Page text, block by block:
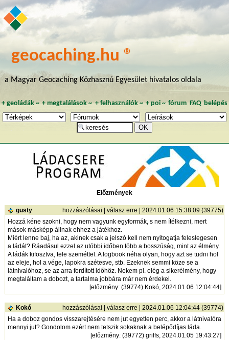
geocaching.hu ®
a Magyar Geocaching Közhasznú Egyesület hivatalos oldala
+geoládák~ +megtalálások ~ + felhasználók~ + poi~ fórum FAQ belépés
Előzmények
gusty hozzászólásai válasz erre | 2024.01.06 15:38:09 (39775)
Hozzá kéne szokni, hogy nem vagyunk egyformák, s nem ítélkezni, mert
mások másképp állnak ehhez a játékhoz.
Miért lenne baj, ha az, akinek csak a jelszó kell nem nyitogatja feleslegesen
a ládát? Ráadásul ezzel az utóbbi időben több a bosszúság, mint az élmény.
A ládák kifosztva, tele szeméttel. A logbook néha olyan, hogy azt se tudni hol
az eleje, hol a vége, lapokra szétesve, stb. Ezeknek semmi köze se a
látnivalóhoz, se az arra fordított időhöz. Nekem pl. elég a sikerélmény, hogy
megtaláltam a dobozt, a tartalma jobbára már nem érdekel.
[előzmény: (39774) Kokó, 2024.01.06 12:04:44]
Kokó hozzászólásai válasz erre | 2024.01.06 12:04:44 (39774)
Ha a doboz gondos visszarejtésére nem jut egyetlen perc, akkor a látnivalóra
mennyi jut? Gondolom ezért nem tetszik sokaknak a belépődíjas láda.
[előzmény: (39772) griffs, 2024.01.05 19:43:27]